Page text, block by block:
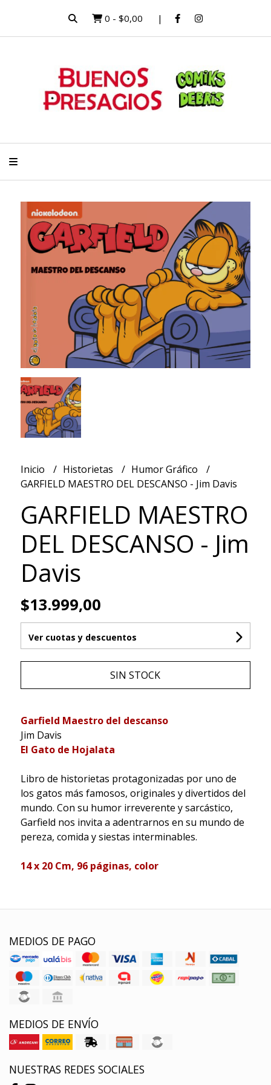
0 - $0,00
Inicio Historietas
Humor Gráfico
GARFIELD MAESTRO DEL DESCANSO - Jim Davis
GARFIELD MAESTRO
DEL DESCANSO - Jim
Davis
$13.999,00
Ver cuotas y descuentos
SIN STOCK
Garfield Maestro del descanso
Jim Davis
El Gato de Hojalata
Libro de historietas protagonizadas por uno de
los gatos más famosos, originales y divertidos del
mundo. Con su humor irreverente y sarcástico,
Garfield nos invita a adentrarnos en su mundo de
pereza, comida y siestas interminables.
14 x 20 Cm, 96 páginas, color
MEDIOS DE PAGO
MEDIOS DE ENVÍO
NUESTRAS REDES SOCIALES